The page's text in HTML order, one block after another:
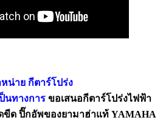
น่าย กีตาร์โปร่ง
นทางการ ขอเสนอกีตาร์โปร่งไฟฟ้า
ด ปิ๊กอัพของยามาฮ่าแท้YAMAHA